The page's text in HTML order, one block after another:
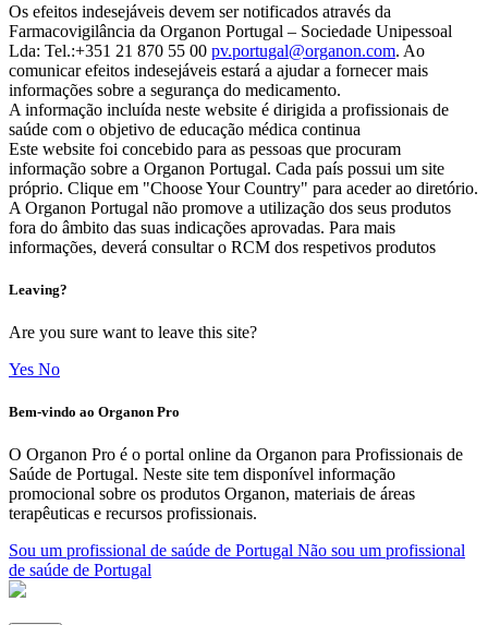
Os efeitos indesejáveis devem ser notificados através da
Farmacovigilância da Organon Portugal – Sociedade Unipessoal
Lda: Tel.:+351 21 870 55 00 pv.portugal@organon.com. Ao
comunicar efeitos indesejáveis estará a ajudar a fornecer mais
informações sobre a segurança do medicamento.
A informação incluída neste website é dirigida a profissionais de
saúde com o objetivo de educação médica continua
Este website foi concebido para as pessoas que procuram
informação sobre a Organon Portugal. Cada país possui um site
próprio. Clique em "Choose Your Country" para aceder ao diretório.
A Organon Portugal não promove a utilização dos seus produtos
fora do âmbito das suas indicações aprovadas. Para mais
informações, deverá consultar o RCM dos respetivos produtos
Leaving?
Are you sure want to leave this site?
Yes No
Bem-vindo ao Organon Pro
O Organon Pro é o portal online da Organon para Profissionais de
Saúde de Portugal. Neste site tem disponível informação
promocional sobre os produtos Organon, materiais de áreas
terapêuticas e recursos profissionais.
Sou um profissional de saúde de Portugal Não sou um profissional
de saúde de Portugal